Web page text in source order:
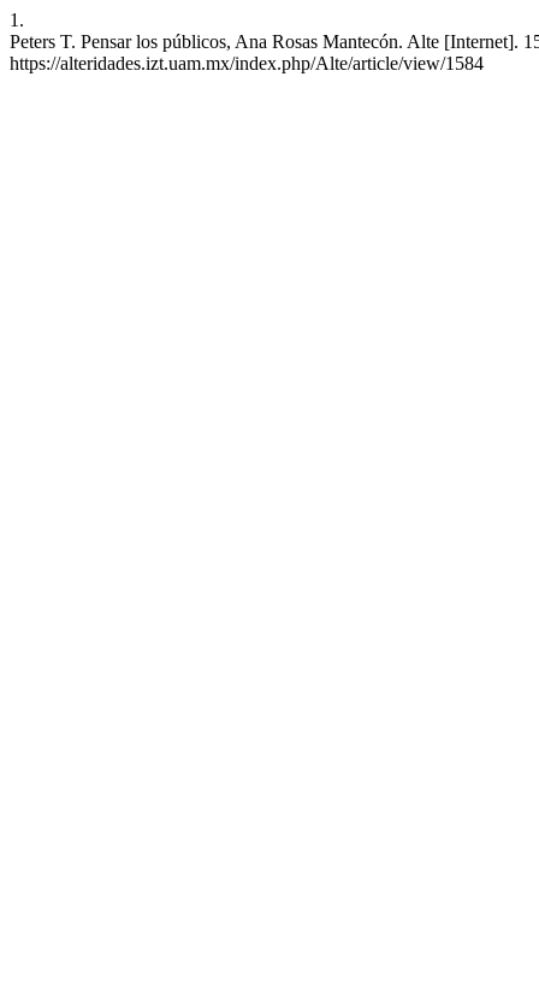
1.
Peters T. Pensar los públicos, Ana Rosas Mantecón. Alte [Internet].
https://alteridades.izt.uam.mx/index.php/Alte/article/view/1584